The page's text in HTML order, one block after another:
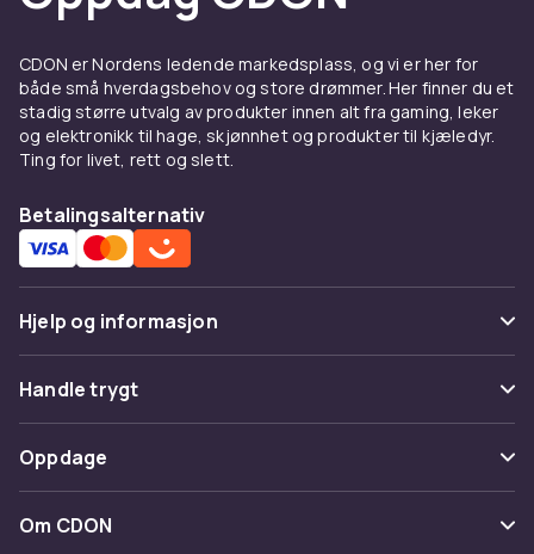
CDON er Nordens ledende markedsplass, og vi er her for
både små hverdagsbehov og store drømmer. Her finner du et
stadig større utvalg av produkter innen alt fra gaming, leker
og elektronikk til hage, skjønnhet og produkter til kjæledyr.
Ting for livet, rett og slett.
Betalingsalternativ
Hjelp og informasjon
Vanlige spørsmål
Spor pakke
Angre & returner her
Kontakt oss
Handle trygt
Betaling
Levering
Oppdage
Kategorier
Om CDON